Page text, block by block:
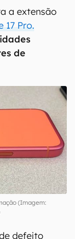
a extensão
17 Pro.
de
(Imagem:
defeito